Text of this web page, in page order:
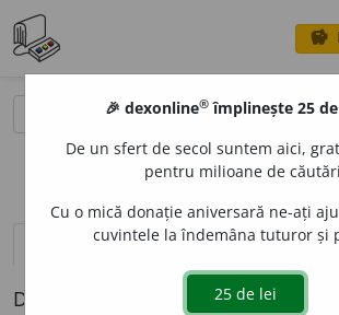
savings
definiții (1) pronunțievolume_up (31)
Definiția cu ID-ul 1339851:
🎉 dexonline® împlinește 25
De un sfert de secol suntem aici,
pentru milioane de
Cu o mică donație aniversară ne-ați
cuvintele la îndemâna tuturor și